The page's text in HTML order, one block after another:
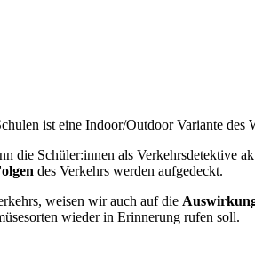
ist eine Indoor/Outdoor Variante des
die Schüler:innen als Verkehrsdetektive
des Verkehrs werden aufgedeckt.
weisen wir auch auf die
wieder in Erinnerung rufen soll.